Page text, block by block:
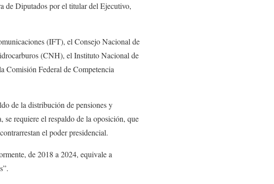
de Diputados por el titular del Ejecutivo,
(IFT), el Consejo Nacional de
(CNH), el Instituto Nacional de
Comisión Federal de Competencia
de la distribución de pensiones y
se requiere el respaldo de la oposición, que
el poder presidencial.
de 2018 a 2024, equivale a